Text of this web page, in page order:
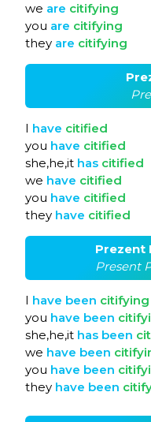
we are citifying
you are citifying
they are citifying
I have citified
you have citified
she,he,it has citified
we have citified
you have citified
they have citified
Prezent
Present
I have been citifying
you have been
she,he,it has been
we have been
you have been
they have been